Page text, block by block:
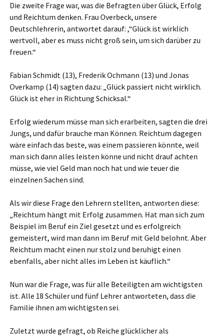
Die zweite Frage war, was die Befragten über Glück, Erfolg
und Reichtum denken. Frau Overbeck, unsere
Deutschlehrerin, antwortet darauf: ,“Glück ist wirklich
wertvoll, aber es muss nicht groß sein, um sich darüber zu
freuen.“
Fabian Schmidt (13), Frederik Ochmann (13) und Jonas
Overkamp (14) sagten dazu: „Glück passiert nicht wirklich.
Glück ist eher in Richtung Schicksal.“
Erfolg wiederum müsse man sich erarbeiten, sagten die drei
Jungs, und dafür brauche man Können. Reichtum dagegen
wäre einfach das beste, was einem passieren könnte, weil
man sich dann alles leisten könne und nicht drauf achten
müsse, wie viel Geld man noch hat und wie teuer die
einzelnen Sachen sind.
Als wir diese Frage den Lehrern stellten, antworten diese:
„Reichtum hängt mit Erfolg zusammen. Hat man sich zum
Beispiel im Beruf ein Ziel gesetzt und es erfolgreich
gemeistert, wird man dann im Beruf mit Geld belohnt. Aber
Reichtum macht einen nur stolz und beruhigt einen
ebenfalls, aber nicht alles im Leben ist käuflich.“
Nun war die Frage, was für alle Beteiligten am wichtigsten
ist. Alle 18 Schüler und fünf Lehrer antworteten, dass die
Familie ihnen am wichtigsten sei.
Zuletzt wurde gefragt, ob Reiche glücklicher als